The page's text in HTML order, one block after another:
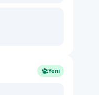
Yeni